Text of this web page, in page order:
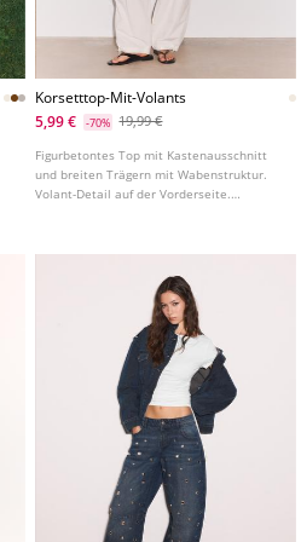
Korsetttop-Mit-Volants
5,99 €
-70% 19,99 €
Figurbetontes Top mit Kastenausschnitt
und breiten Trägern mit Wabenstruktur.
Volant-Detail auf der Vorderseite.